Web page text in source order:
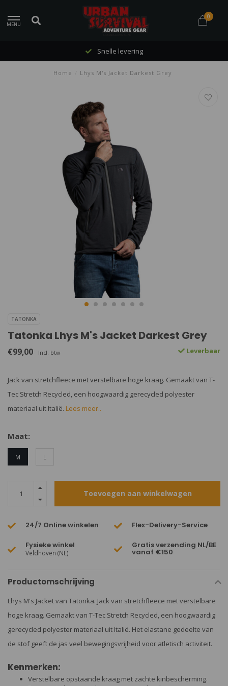
MENU
0
Snelle levering
Home Lhys M's Jacket Darkest Grey
TATONKA
Tatonka Lhys M's Jacket Darkest Grey
€99,00 Incl. btw Leverbaar
Jack van stretchfleece met verstelbare hoge kraag. Gemaakt van T-
Tec Stretch Recycled, een hoogwaardig gerecycled polyester
materiaal uit Italië. Lees meer..
Maat:
M L
Toevoegen aan winkelwagen
24/7 Online winkelen Flex-Delivery-Service
Fysieke winkel
Veldhoven (NL)
Gratis verzending NL/BE
vanaf €150
Productomschrijving
Lhys M's Jacket van Tatonka. Jack van stretchfleece met verstelbare
hoge kraag. Gemaakt van T-Tec Stretch Recycled, een hoogwaardig
gerecycled polyester materiaal uit Italië. Het elastane gedeelte van
de stof geeft de jas veel bewegingsvrijheid voor atletisch activiteit.
Kenmerken:
Verstelbare opstaande kraag met zachte kinbescherming.